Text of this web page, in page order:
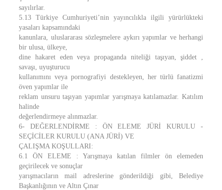
sayılırlar.
5.13 Türkiye Cumhuriyeti’nin yayıncılıkla ilgili yürürlükteki
yasaları kapsamındaki
kanunlara, uluslararası sözleşmelere aykırı yapımlar ve herhangi
bir ulusa, ülkeye,
dine hakaret eden veya propaganda niteliği taşıyan, şiddet ,
savaşı, uyuşturucu
kullanımını veya pornografiyi destekleyen, her türlü fanatizmi
öven yapımlar ile
reklam unsuru taşıyan yapımlar yarışmaya katılamazlar. Katılım
halinde
değerlendirmeye alınmazlar.
6- DEĞERLENDİRME : ÖN ELEME JÜRİ KURULU -
SEÇİCİLER KURULU (ANA JÜRİ) VE
ÇALIŞMA KOŞULLARI:
6.1 ÖN ELEME : Yarışmaya katılan filmler ön elemeden
geçirilecek ve sonuçlar
yarışmacıların mail adreslerine gönderildiği gibi, Belediye
Başkanlığının ve Altın Çınar